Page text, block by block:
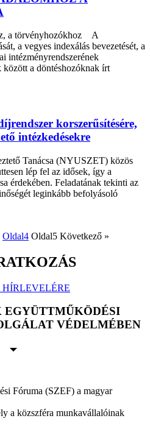
a törvényhozókhoz A
a vegyes indexálás bevezetését, a
intézményrendszerének
között a döntéshozóknak írt
korszerűsítésére,
intézkedésekre
Tanácsa (NYUSZET) közös
lép fel az idősek, így a
érdekében. Feladatának tekinti az
leginkább befolyásoló
Oldal4 Oldal5 Következő »
HÍRLEVELÉRE
EGYÜTTMŰKÖDÉSI
VÉDELMÉBEN
Fóruma (SZEF) a magyar
a közszféra munkavállalóinak